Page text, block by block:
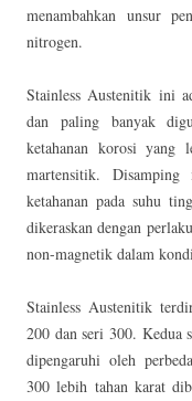
menambahkan unsur
nitrogen.
Stainless Austenitik ini
dan paling banyak
ketahanan korosi yang
martensitik.
ketahanan pada suhu
dikeraskan dengan
non-magnetik dalam
Stainless Austenitik
200 dan seri 300.
dipengaruhi oleh
300 lebih tahan karat